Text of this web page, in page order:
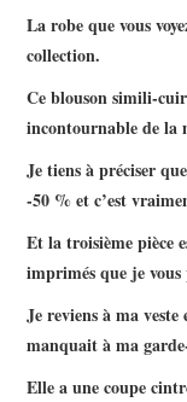
La robe que vous
collection.
Ce blouson simili-
incontournable de la
Je tiens à préciser
-50 % et c’est
Et la troisième pièce
imprimés que je
Je reviens à ma
manquait à ma
Elle a une coupe